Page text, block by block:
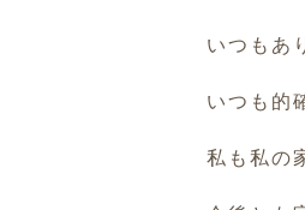
いつもあ
いつも的
私も私の